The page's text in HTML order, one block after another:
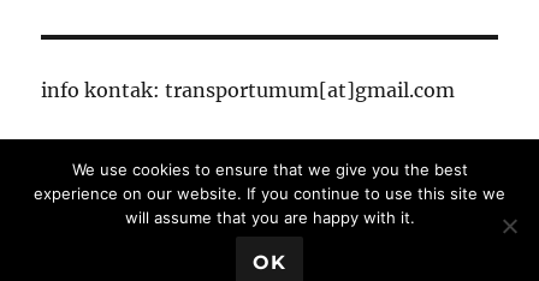
info kontak: transportumum[at]gmail.com
TransportUmum – Jakarta
Proudly powered by
WordPress
We use cookies to ensure that we give you the best
experience on our website. If you continue to use this site we
will assume that you are happy with it.
OK